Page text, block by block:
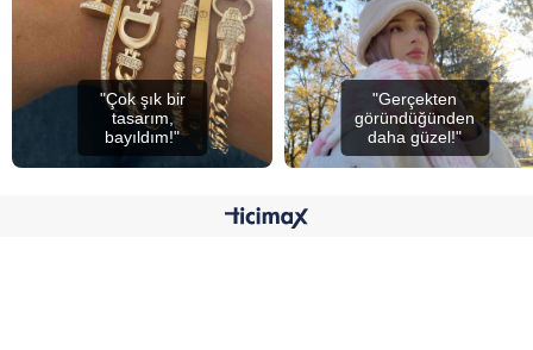
"Çok şık bir
tasarım,
bayıldım!"
"Gerçekten
göründüğünden
daha güzel!"